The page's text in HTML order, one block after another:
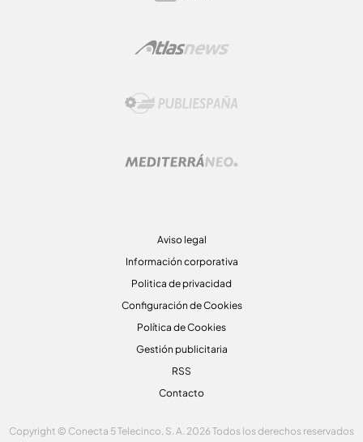
Aviso legal
Información corporativa
Politica de privacidad
Configuración de Cookies
Política de Cookies
Gestión publicitaria
RSS
Contacto
Copyright © Conecta 5 Telecinco, S. A. 2026 Todos los derechos reservados